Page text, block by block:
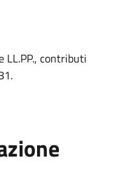
contributi